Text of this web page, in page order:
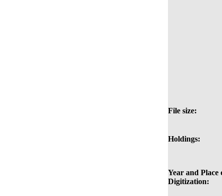
File size:
Holdings:
Year and Place
Digitization: